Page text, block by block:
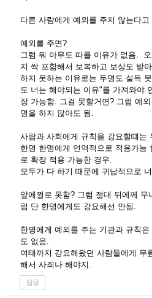
다른 사람에게 예외를 주지 않는다고
예외를 주면?
그럼 뭐 아무도 따를 이유가 없음.
지 싹 포함해서 보복하고 보상도 받
하지 못하는 이유로는 두명도 설득
도 너는 해야되는 이유"를 가져와야
장 가능함. 그걸 못할거면? 그럼 예
명을 하지 않아도 됨.
사람과 사회에게 규칙을 강요할떄는
한명 한명에게 연역적으로 적용가능
로 확장 적용 가능한 경우.
모두가 다 하기 때문에 귀납적으로
앞에껄로 못함? 그럼 절대 뒤에께
럼 단 한명에게도 강요해선 안됨.
한명에게 예외를 주는 기관과 규칙
도 없음.
여태까지 강요해왔던 사람들에게 무
해서 사죄나 해야지.
답글